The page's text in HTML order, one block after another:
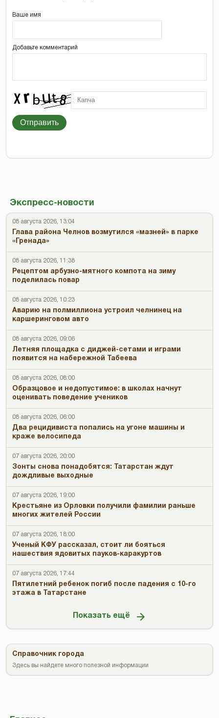
Экспресс-новости
08 августа 2026, 13:04
Глава района Челнов возмутился «мазней» в парке
«Гренада»
08 августа 2026, 11:38
Рецептом арбузно-мятного компота на зиму
поделилась повар
08 августа 2026, 10:23
Аварию на полмиллиона устроил челнинец на
каршеринговом авто
08 августа 2026, 09:06
Летняя площадка с диджей-сетами и играми
появится на набережной Табеева
08 августа 2026, 08:00
Образцовое и недопустимое: в школах начнут
оценивать поведение учеников
08 августа 2026, 06:00
Два рецидивиста попались на угоне машины и
краже велосипеда
07 августа 2026, 20:00
Зонты снова понадобятся: Татарстан ждут
дождливые выходные
07 августа 2026, 19:00
Крестьяне из Орловки получили фамилии раньше
многих жителей России
07 августа 2026, 18:00
Ученый КФУ рассказал, стоит ли бояться
нашествия ядовитых пауков-каракуртов
07 августа 2026, 17:44
Пятилетний ребенок погиб после падения с 10-го
этажа в Татарстане
Показать ещё
Справочник города
Здесь вы найдете много полезной информации
Ваше имя
Добавьте комментарий
Отправить